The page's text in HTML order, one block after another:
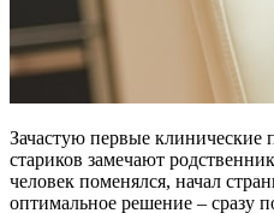
Зачастую первые клинические
стариков замечают
человек поменялся, начал
оптимальное решение – сразу